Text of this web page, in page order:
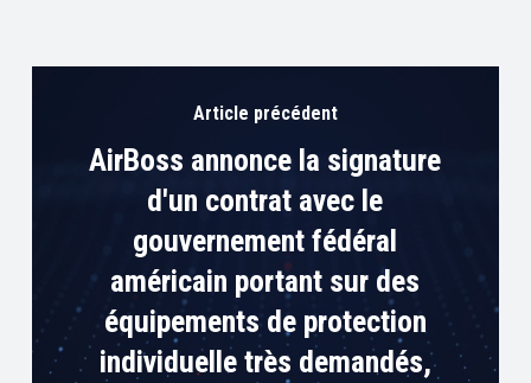
Article précédent
AirBoss annonce la signature
d'un contrat avec le
gouvernement fédéral
américain portant sur des
équipements de protection
individuelle très demandés,